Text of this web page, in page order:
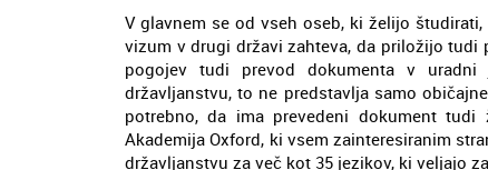
V glavnem se od vseh oseb, ki želijo
vizum v drugi državi zahteva, da priložijo tudi
pogojev tudi prevod dokumenta v
državljanstvu, to ne predstavlja samo
potrebno, da ima prevedeni dokument
Akademija Oxford, ki vsem zainteresiranim
državljanstvu za več kot 35 jezikov, ki veljajo